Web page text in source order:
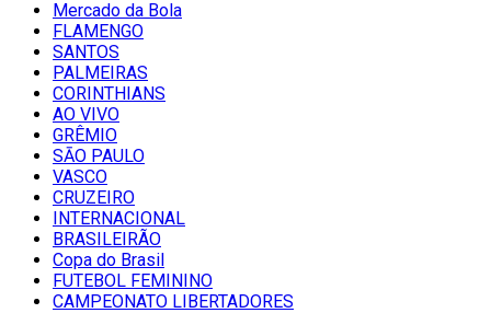
Mercado da Bola
FLAMENGO
SANTOS
PALMEIRAS
CORINTHIANS
AO VIVO
GRÊMIO
SĀO PAULO
VASCO
CRUZEIRO
INTERNACIONAL
BRASILEIRÃO
Copa do Brasil
FUTEBOL FEMININO
CAMPEONATO LIBERTADORES